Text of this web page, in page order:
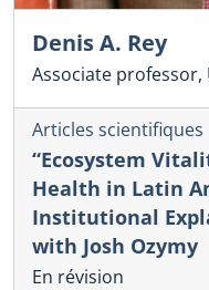
Denis A. Rey
Associate
Articles scientifiques
“Ecosystem
Health in Latin
Institutional
with Josh Ozymy
En révision